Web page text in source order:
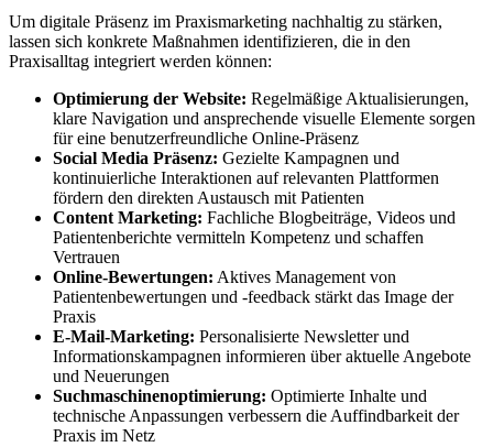
Um digitale Präsenz im Praxismarketing nachhaltig zu stärken,
lassen sich konkrete Maßnahmen identifizieren, die in den
Praxisalltag integriert werden können:
Optimierung der Website: Regelmäßige Aktualisierungen,
klare Navigation und ansprechende visuelle Elemente sorgen
für eine benutzerfreundliche Online-Präsenz
Social Media Präsenz: Gezielte Kampagnen und
kontinuierliche Interaktionen auf relevanten Plattformen
fördern den direkten Austausch mit Patienten
Content Marketing: Fachliche Blogbeiträge, Videos und
Patientenberichte vermitteln Kompetenz und schaffen
Vertrauen
Online-Bewertungen: Aktives Management von
Patientenbewertungen und -feedback stärkt das Image der
Praxis
E-Mail-Marketing: Personalisierte Newsletter und
Informationskampagnen informieren über aktuelle Angebote
und Neuerungen
Suchmaschinenoptimierung: Optimierte Inhalte und
technische Anpassungen verbessern die Auffindbarkeit der
Praxis im Netz